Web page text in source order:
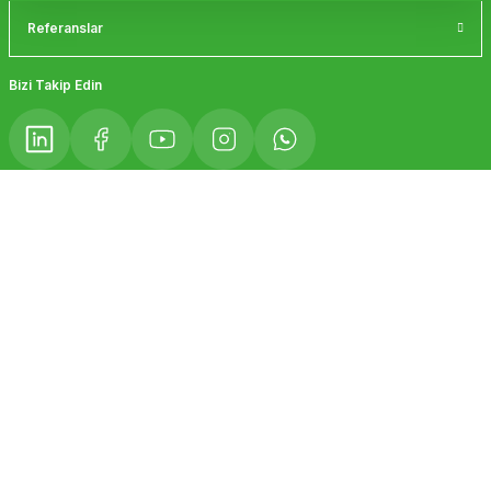
Referanslar
Bizi Takip Edin